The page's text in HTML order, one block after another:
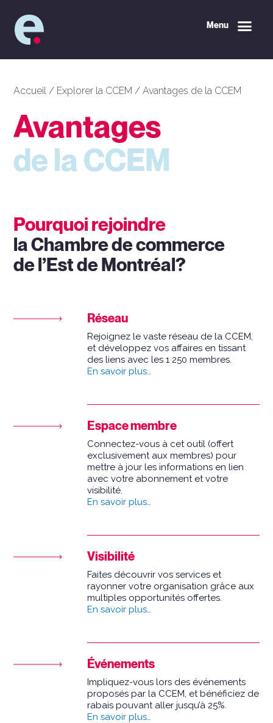
Menu
Accueil / Explorer la CCEM /Avantages de la CCEM
Avantages
de la CCEM
Pourquoi rejoindre
la Chambre de commerce
de l’Est de Montréal?
Réseau
Rejoignez le vaste réseau de la CCEM,
et développez vos affaires en tissant
des liens avec les 1 250 membres.
En savoir plus…
Espace membre
Connectez-vous à cet outil (offert
exclusivement aux membres) pour
mettre à jour les informations en lien
avec votre abonnement et votre
visibilité.
En savoir plus…
Visibilité
Faites découvrir vos services et
rayonner votre organisation grâce aux
multiples opportunités offertes.
En savoir plus…
Événements
Impliquez-vous lors des événements
proposés par la CCEM, et bénéficiez de
rabais pouvant aller jusqu’à 25%.
En savoir plus…